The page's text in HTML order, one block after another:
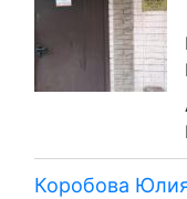
Коробова